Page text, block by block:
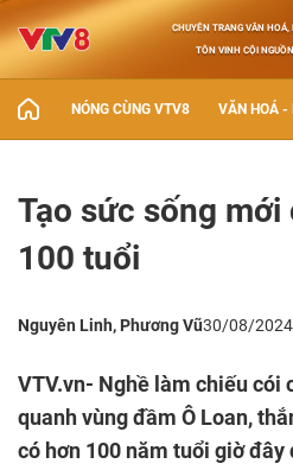
CHUYÊN TRANG VĂN HOÁ,
TÔN VINH CỘI
NÓNG CÙNG VTV8 VĂN HOÁ -
Tạo sức sống
100 tuổi
Nguyên Linh, Phương Vũ30/08/2024
VTV.vn- Nghề làm chiếu cói
quanh vùng đầm Ô Loan,
có hơn 100 năm tuổi giờ